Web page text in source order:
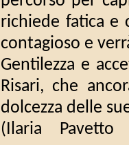
richiede fatica e
contagioso e
Gentilezza e
Risari, che
dolcezza delle
(Ilaria